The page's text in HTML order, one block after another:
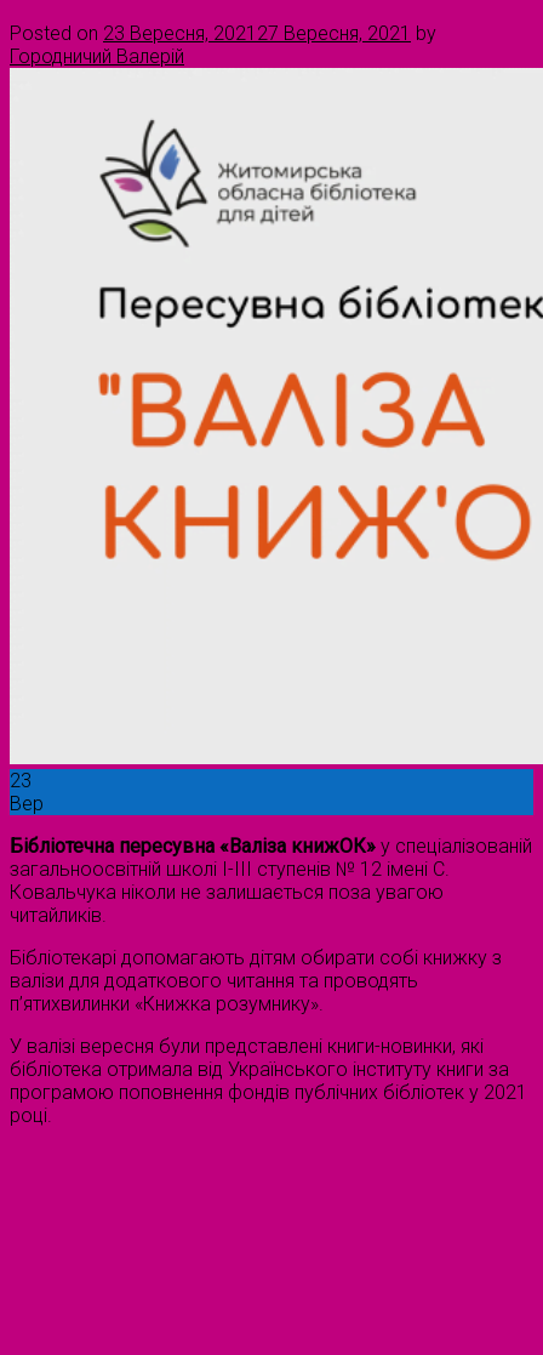
Posted on 23 Вересня, 2021 27 Вересня, 2021 by
Городничий Валерій
23
Вер
Бібліотечна пересувна «Валіза книжОК» у спеціалізованій
загальноосвітній школі І-ІІІ ступенів № 12 імені С.
Ковальчука ніколи не залишається поза увагою
читайликів.
Бібліотекарі допомагають дітям обирати собі книжку з
валізи для додаткового читання та проводять
п’ятихвилинки «Книжка розумнику».
У валізі вересня були представлені книги-новинки, які
бібліотека отримала від Українського інституту книги за
програмою поповнення фондів публічних бібліотек у 2021
році.